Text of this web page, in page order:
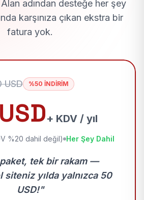
adından desteğe her şey
karşınıza çıkan ekstra bir
fatura yok.
USD %50 İNDİRİM
+ KDV / yıl
%20 dahil değil) Her Şey Dahil
tek bir rakam —
yılda yalnızca 50
USD!"